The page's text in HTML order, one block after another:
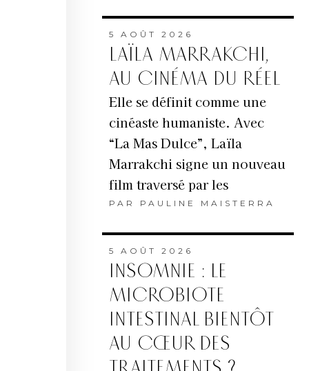
5 AOÛT 2026
LAÏLA MARRAKCHI,
AU CINÉMA DU RÉEL
Elle se définit comme une
cinéaste humaniste. Avec
“La Mas Dulce”, Laïla
Marrakchi signe un nouveau
film traversé par les
PAR PAULINE MAISTERRA
5 AOÛT 2026
INSOMNIE : LE
MICROBIOTE
INTESTINAL BIENTÔT
AU CŒUR DES